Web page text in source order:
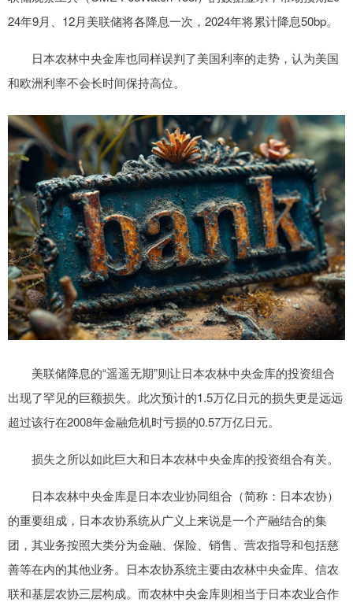
24年9月、12月美联储将各降息一次，2024年将累计降息50bp。
日本农林中央金库也同样误判了美国利率的走势，认为美国
和欧洲利率不会长时间保持高位。
美联储降息的“遥遥无期”则让日本农林中央金库的投资组合
出现了罕见的巨额损失。此次预计的1.5万亿日元的损失更是远远
超过该行在2008年金融危机时亏损的0.57万亿日元。
损失之所以如此巨大和日本农林中央金库的投资组合有关。
日本农林中央金库是日本农业协同组合（简称：日本农协）
的重要组成，日本农协系统从广义上来说是一个产融结合的集
团，其业务按照大类分为金融、保险、销售、营农指导和包括慈
善等在内的其他业务。日本农协系统主要由农林中央金库、信农
联和基层农协三层构成。而农林中央金库则相当于日本农业合作